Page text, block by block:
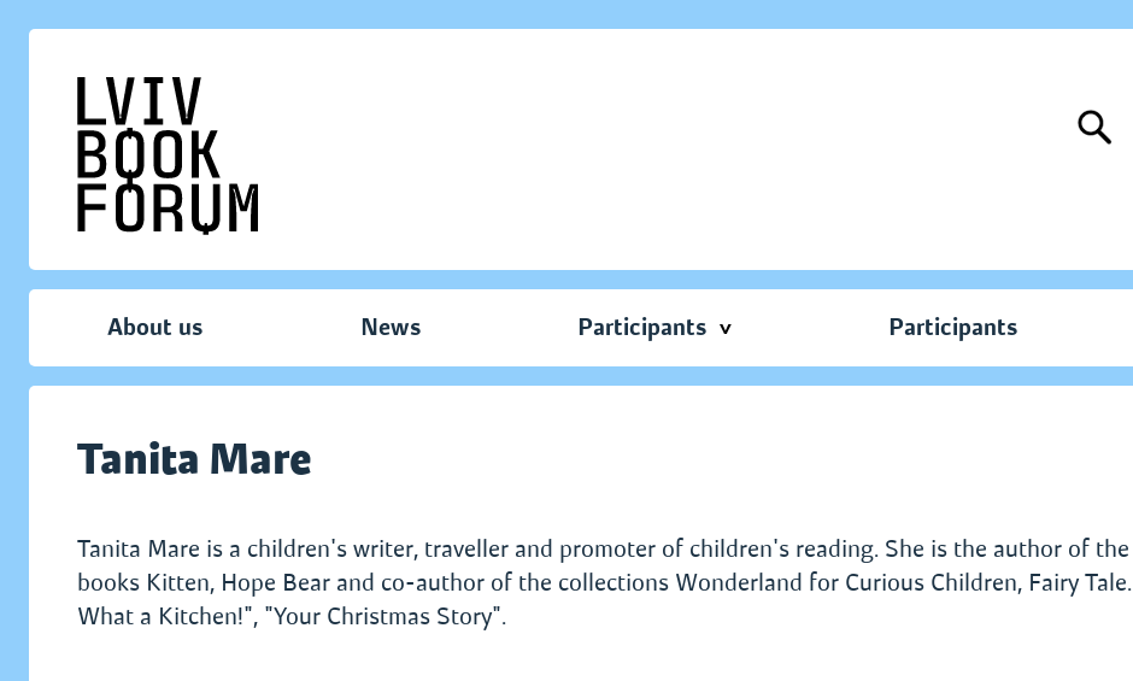
About us News Participants Participants
Tanita Mare
Tanita Mare is a children's writer, traveller and promoter of children's reading. She is the author of the
books Kitten, Hope Bear and co-author of the collections Wonderland for Curious Children, Fairy Tale.
What a Kitchen!", "Your Christmas Story".